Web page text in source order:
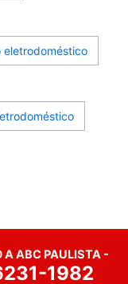
eletrodoméstico
A ABC PAULISTA -
1982